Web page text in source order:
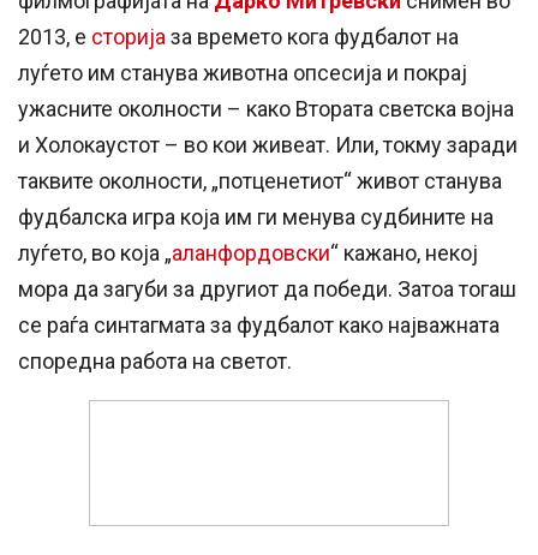
2013, е сторија за времето кога фудбалот на
луѓето им станува животна опсесија и покрај
ужасните околности – како Втората светска војна
и Холокаустот – во кои живеат. Или, токму заради
таквите околности, „потценетиот“ живот станува
фудбалска игра која им ги менува судбините на
луѓето, во која „аланфордовски“ кажано, некој
мора да загуби за другиот да победи. Затоа тогаш
се раѓа синтагмата за фудбалот како најважната
споредна работа на светот.